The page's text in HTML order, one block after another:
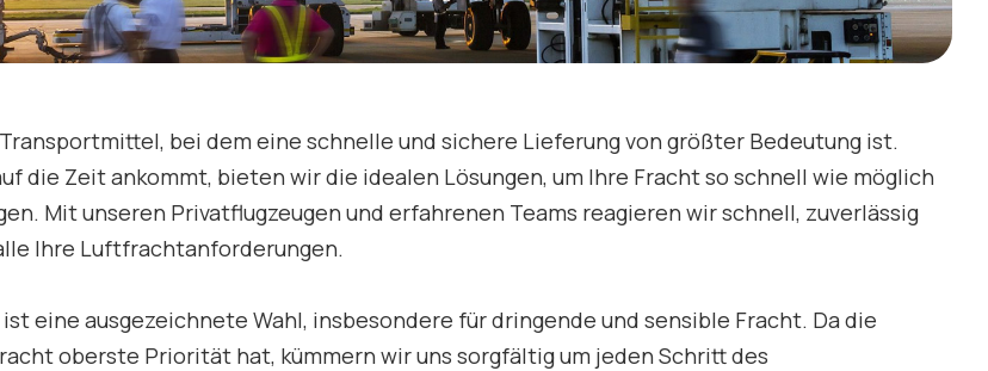
bei dem eine schnelle und sichere Lieferung von größter Bedeutung ist.
die Zeit ankommt, bieten wir die idealen Lösungen, um Ihre Fracht so schnell wie möglich
Mit unseren Privatflugzeugen und erfahrenen Teams reagieren wir schnell, zuverlässig
Ihre Luftfrachtanforderungen.
eine ausgezeichnete Wahl, insbesondere für dringende und sensible Fracht. Da die
oberste Priorität hat, kümmern wir uns sorgfältig um jeden Schritt des